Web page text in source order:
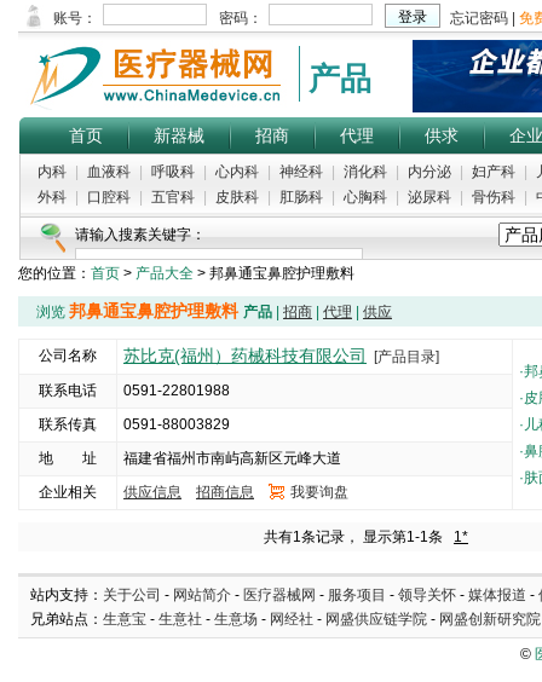
产品
首页 新器械 招商 代理 供求 企业
内科 血液科 呼吸科 心内科 神经科 消化科 内分泌 妇产科
外科
口腔科 五官科 皮肤科 肛肠科 心胸科 泌尿科 骨伤科
请输入搜素关键字：
您的位置： 首页 > 产品大全 > 邦鼻通宝鼻腔护理敷料
浏览 邦鼻通宝鼻腔护理敷料 产品 招商 代理 供应
公司名称 苏比克(福州）药械科技有限公司
[产品目录]
·邦
·皮
·
·鼻
·肤
联系电话
0591-22801988
联系传真
0591-88003829
地 址
福建省福州市南屿高新区元峰大道
企业相关
供应信息 招商信息 我要询盘
共有1条记录， 显示第1-1条 1*
站内支持： 关于公司 - 网站简介 - 医疗器械网 - 服务项目 - 领导关怀 - 媒体报道 -
兄弟站点： 生意宝 - 生意社 - 生意场 - 网经社 - 网盛供应链学院 - 网盛创新研究院
©